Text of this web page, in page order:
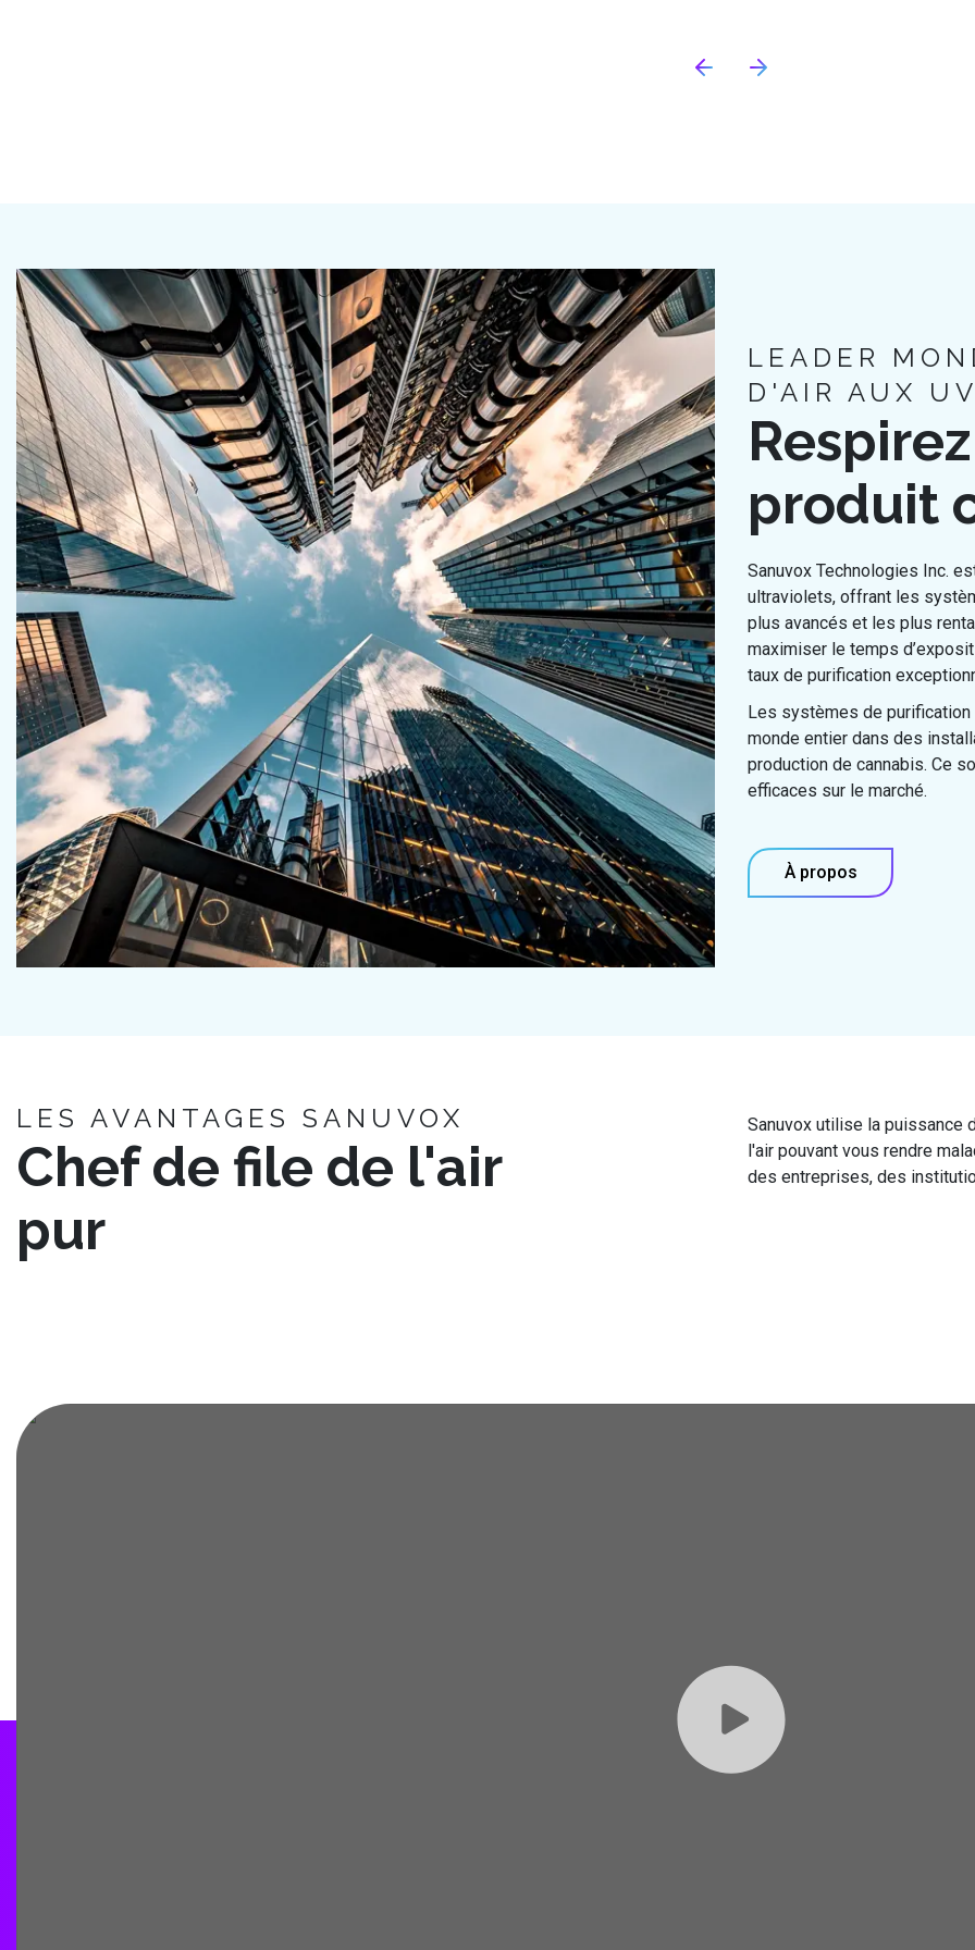
LEADER
D'AIR AUX
produit
Sanuvox Technologies Inc.
ultraviolets, offrant les
plus avancés et les plus
maximiser le temps
taux de purification
Les systèmes de purification
monde entier dans des
production de cannabis. Ce
efficaces sur le marché.
À propos
LES AVANTAGES SANUVOX
Chef de file de l'air
pur
Sanuvox utilise la puissance
l'air pouvant vous rendre
des entreprises, des